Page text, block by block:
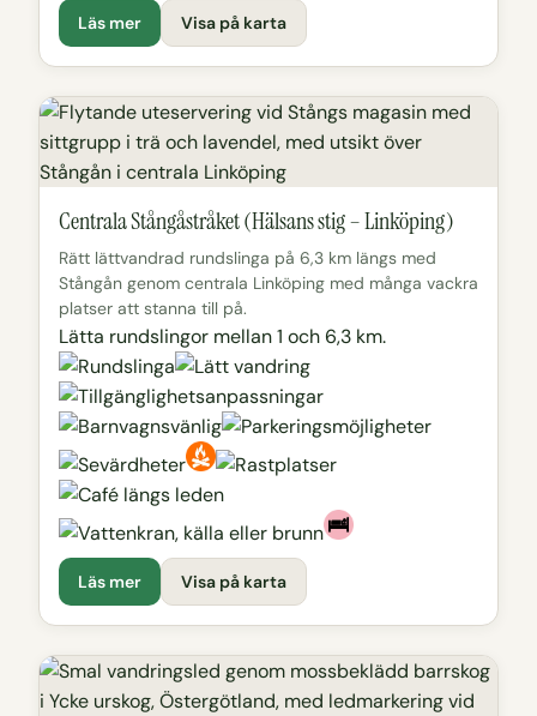
Läs mer Visa på karta
Centrala Stångåstråket (Hälsans stig – Linköping)
Rätt lättvandrad rundslinga på 6,3 km längs med
Stångån genom centrala Linköping med många vackra
platser att stanna till på.
Lätta rundslingor mellan 1 och 6,3 km.
Läs mer Visa på karta